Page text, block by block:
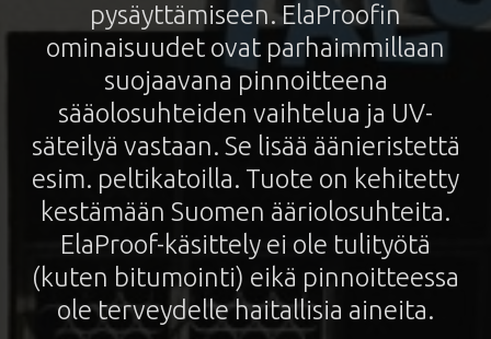
pysäyttämiseen. ElaProofin
ominaisuudet ovat parhaimmillaan
suojaavana pinnoitteena
sääolosuhteiden vaihtelua ja UV-
säteilyä vastaan. Se lisää äänieristettä
esim. peltikatoilla. Tuote on kehitetty
kestämään Suomen ääriolosuhteita.
ElaProof-käsittely ei ole tulityötä
(kuten bitumointi) eikä pinnoitteessa
ole terveydelle haitallisia aineita.